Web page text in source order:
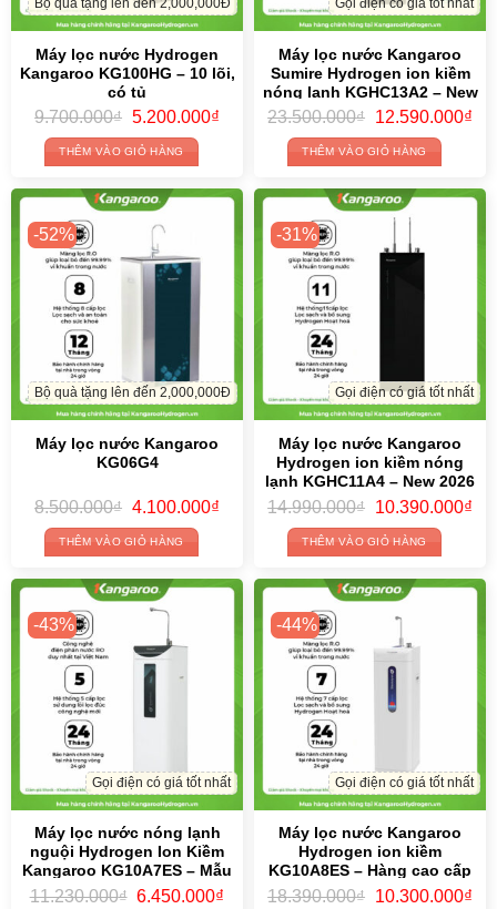
Bộ quà tặng lên đến 2,000,000Đ
Máy lọc nước Hydrogen
Kangaroo KG100HG – 10 lõi,
có tủ
9.700.000₫ Original
was:
9.700.000₫.
5.200.000₫Current
5.200.000₫.
THÊM VÀO GIỎ HÀNG
Gọi điện có giá tốt nhất
Máy lọc nước Kangaroo
Sumire Hydrogen ion kiềm
nóng lạnh KGHC13A2 – New
2026- HÀNG CAO CẤP
23.500.000₫ Original
was:
23.500.000₫.
12.590.000₫
THÊM VÀO GIỎ HÀNG
-52%
Bộ quà tặng lên đến 2,000,000Đ
Máy lọc nước Kangaroo
KG06G4
8.500.000₫ Original
was:
8.500.000₫.
4.100.000₫Current
4.100.000₫.
THÊM VÀO GIỎ HÀNG
-31%
Gọi điện có giá tốt nhất
Máy lọc nước Kangaroo
Hydrogen ion kiềm nóng
lạnh KGHC11A4 – New 2026
14.990.000₫ Original
was:
14.990.000₫.
10.390.000₫
THÊM VÀO GIỎ HÀNG
-43%
Gọi điện có giá tốt nhất
Máy lọc nước nóng lạnh
nguội Hydrogen Ion Kiềm
Kangaroo KG10A7ES – Mẫu
2024
11.230.000₫ Original
6.450.000₫ Current
-44%
Gọi điện có giá tốt nhất
Máy lọc nước Kangaroo
Hydrogen ion kiềm
KG10A8ES – Hàng cao cấp
2024
18.390.000₫ Original
10.300.000₫